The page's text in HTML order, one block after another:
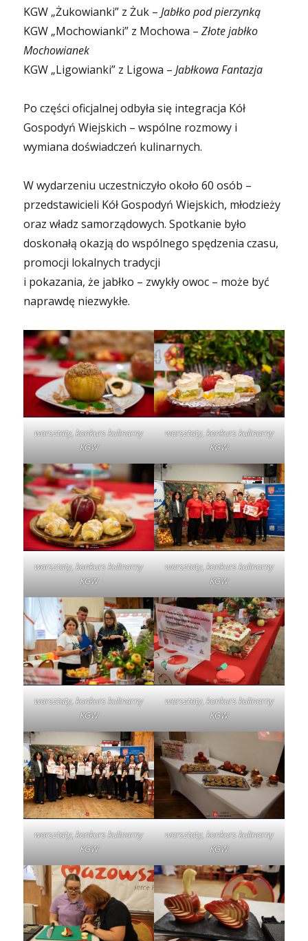
KGW „Żukowianki” z Żuk – Jabłko pod pierzynką
KGW „Mochowianki” z Mochowa – Złote jabłko
Mochowianek
KGW „Ligowianki” z Ligowa – Jabłkowa Fantazja
Po części oficjalnej odbyła się integracja Kół
Gospodyń Wiejskich – wspólne rozmowy i
wymiana doświadczeń kulinarnych.
W wydarzeniu uczestniczyło około 60 osób –
przedstawicieli Kół Gospodyń Wiejskich, młodzieży
oraz władz samorządowych. Spotkanie było
doskonałą okazją do wspólnego spędzenia czasu,
promocji lokalnych tradycji
i pokazania, że jabłko – zwykły owoc – może być
naprawdę niezwykłe.
warsztaty, konkurs kulinarny
KGW
warsztaty, konkurs kulinarny
KGW
warsztaty, konkurs kulinarny
KGW
warsztaty, konkurs kulinarny
KGW
warsztaty, konkurs kulinarny
KGW
warsztaty, konkurs kulinarny
KGW
warsztaty, konkurs kulinarny
KGW
warsztaty, konkurs kulinarny
KGW